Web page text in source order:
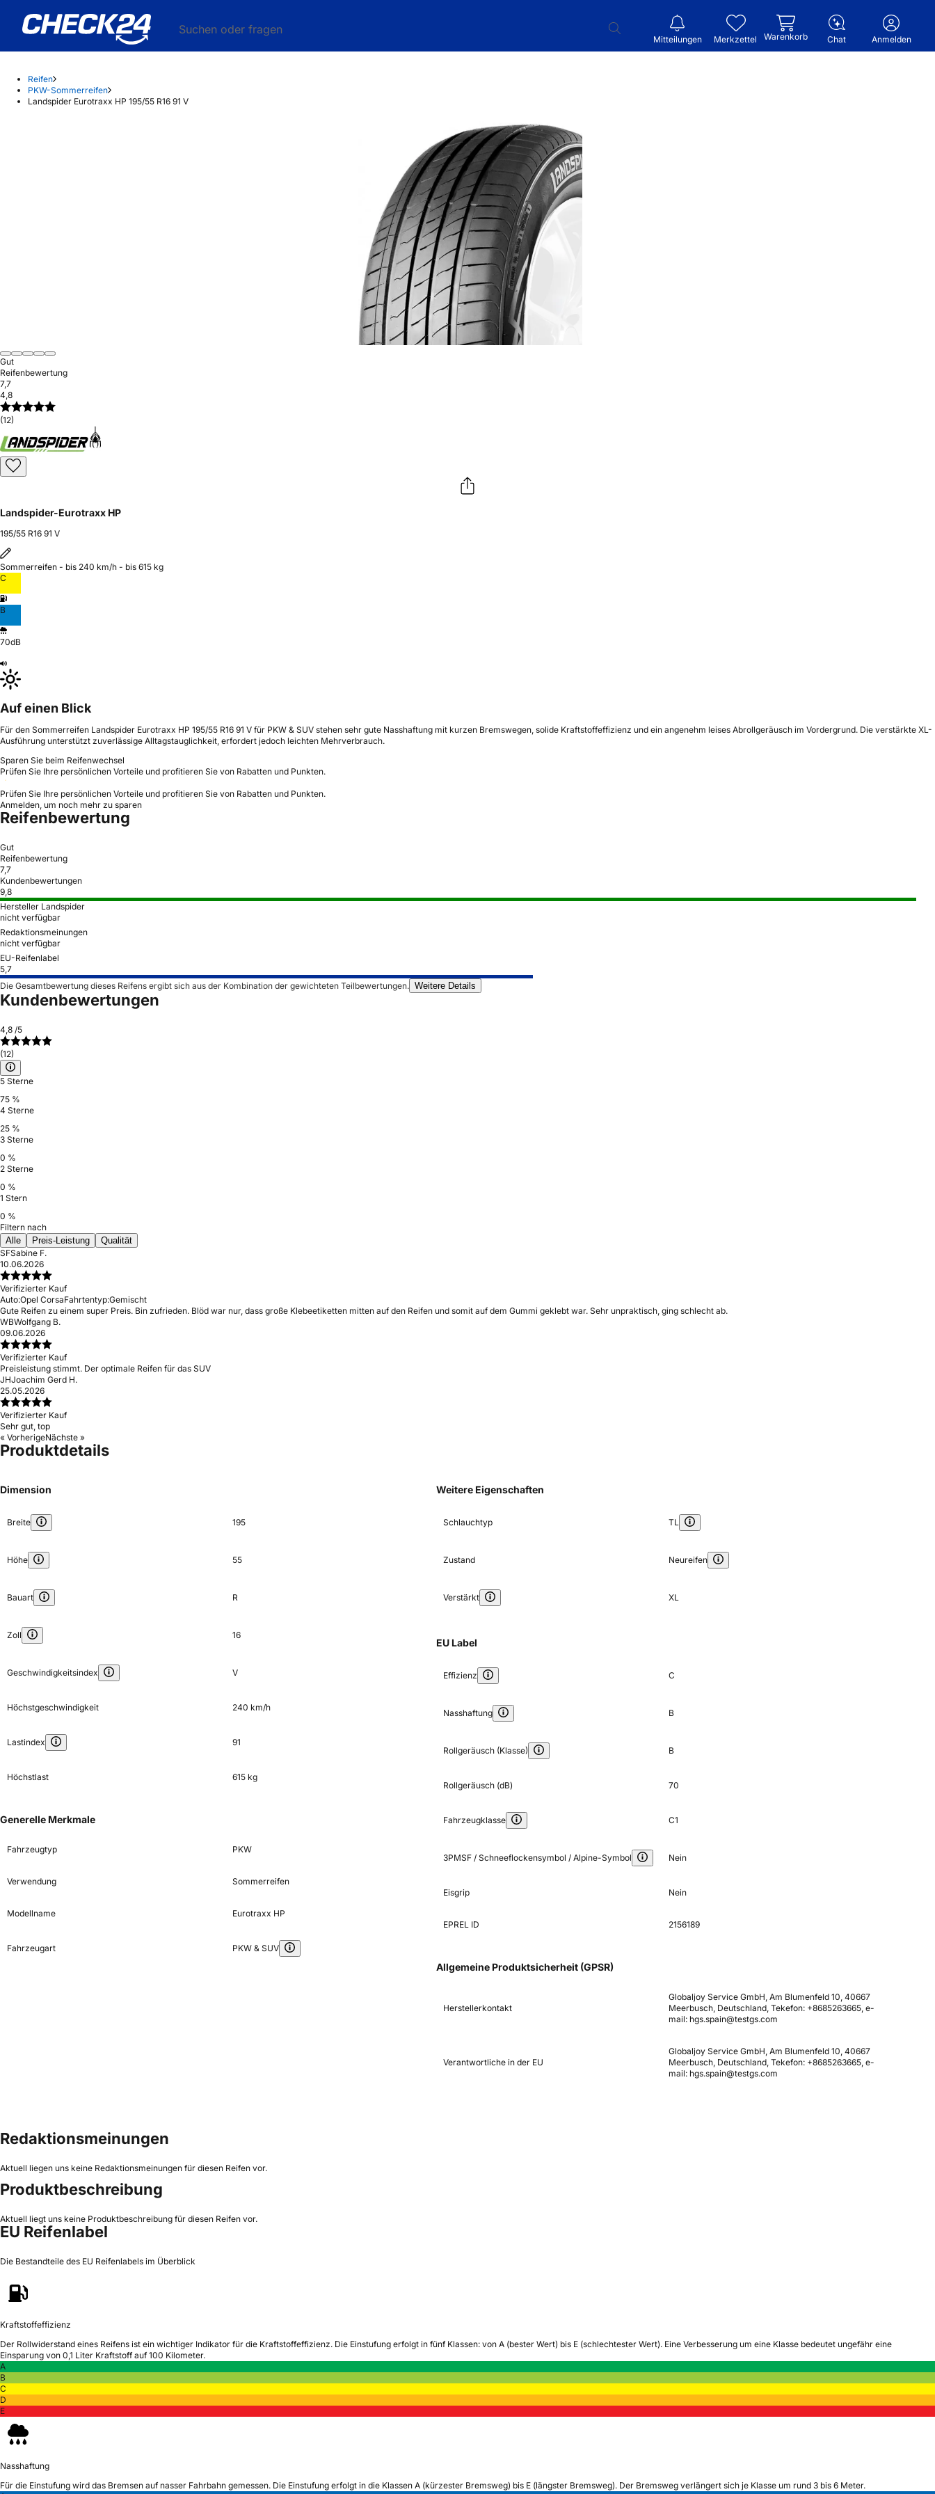
Suchen oder fragen
Mitteilungen Merkzettel Warenkorb Chat Anmelden
Reifen
PKW-Sommerreifen
Landspider Eurotraxx HP 195/55 R16 91 V
Gut
Reifenbewertung
7,7
4,8
(12)
Landspider-Eurotraxx HP
195/55 R16 91 V
Sommerreifen - bis 240 km/h - bis 615 kg
C
B
70dB
Auf einen Blick
Für den Sommerreifen Landspider Eurotraxx HP 195/55 R16 91 V für PKW & SUV stehen sehr gute Nasshaftung mit kurzen Bremswegen, solide Kraftstoffeffizienz und ein angenehm leises Abrollgeräusch im Vordergrund. Die verstärkte XL-
Ausführung unterstützt zuverlässige Alltagstauglichkeit, erfordert jedoch leichten Mehrverbrauch.
Sparen Sie beim Reifenwechsel
Prüfen Sie Ihre persönlichen Vorteile und profitieren Sie von Rabatten und Punkten.
Prüfen Sie Ihre persönlichen Vorteile und profitieren Sie von Rabatten und Punkten.
Anmelden, um noch mehr zu sparen
Reifenbewertung
Gut
Reifenbewertung
7,7
Kundenbewertungen
9,8
Hersteller Landspider
nicht verfügbar
Redaktionsmeinungen
nicht verfügbar
EU-Reifenlabel
5,7
Die Gesamtbewertung dieses Reifens ergibt sich aus der Kombination der gewichteten Teilbewertungen. Weitere Details
Kundenbewertungen
4,8 /5
(12)
5 Sterne
75 %
4 Sterne
25 %
3 Sterne
0 %
2 Sterne
0 %
1 Stern
0 %
Filtern nach
Alle
Preis-Leistung
Qualität
SFSabine F.
10.06.2026
Verifizierter Kauf
Auto:Opel CorsaFahrtentyp:Gemischt
Gute Reifen zu einem super Preis. Bin zufrieden. Blöd war nur, dass große Klebeetiketten mitten auf den Reifen und somit auf dem Gummi geklebt war. Sehr unpraktisch, ging schlecht ab.
WBWolfgang B.
09.06.2026
Verifizierter Kauf
Preisleistung stimmt. Der optimale Reifen für das SUV
JHJoachim Gerd H.
25.05.2026
Verifizierter Kauf
Sehr gut, top
« VorherigeNächste »
Produktdetails
Dimension
Breite 195
Höhe 55
Bauart R
Zoll 16
Geschwindigkeitsindex V
Höchstgeschwindigkeit 240 km/h
Lastindex 91
Höchstlast 615 kg
Generelle Merkmale
Fahrzeugtyp PKW
Verwendung Sommerreifen
Modellname Eurotraxx HP
Fahrzeugart PKW & SUV
Weitere Eigenschaften
Schlauchtyp TL
Zustand Neureifen
Verstärkt XL
EU Label
Effizienz C
Nasshaftung B
Rollgeräusch (Klasse) B
Rollgeräusch (dB) 70
Fahrzeugklasse C1
3PMSF / Schneeflockensymbol / Alpine-Symbol Nein
Eisgrip Nein
EPREL ID 2156189
Allgemeine Produktsicherheit (GPSR)
Herstellerkontakt
Globaljoy Service GmbH, Am Blumenfeld 10, 40667
Meerbusch, Deutschland, Tekefon: +8685263665, e-
mail: hgs.spain@testgs.com
Verantwortliche in der EU
Globaljoy Service GmbH, Am Blumenfeld 10, 40667
Meerbusch, Deutschland, Tekefon: +8685263665, e-
mail: hgs.spain@testgs.com
Redaktionsmeinungen
Aktuell liegen uns keine Redaktionsmeinungen für diesen Reifen vor.
Produktbeschreibung
Aktuell liegt uns keine Produktbeschreibung für diesen Reifen vor.
EU Reifenlabel
Die Bestandteile des EU Reifenlabels im Überblick
Kraftstoffeffizienz
Der Rollwiderstand eines Reifens ist ein wichtiger Indikator für die Kraftstoffeffizienz. Die Einstufung erfolgt in fünf Klassen: von A (bester Wert) bis E (schlechtester Wert). Eine Verbesserung um eine Klasse bedeutet ungefähr eine
Einsparung von 0,1 Liter Kraftstoff auf 100 Kilometer.
A
B
C
D
E
Nasshaftung
Für die Einstufung wird das Bremsen auf nasser Fahrbahn gemessen. Die Einstufung erfolgt in die Klassen A (kürzester Bremsweg) bis E (längster Bremsweg). Der Bremsweg verlängert sich je Klasse um rund 3 bis 6 Meter.